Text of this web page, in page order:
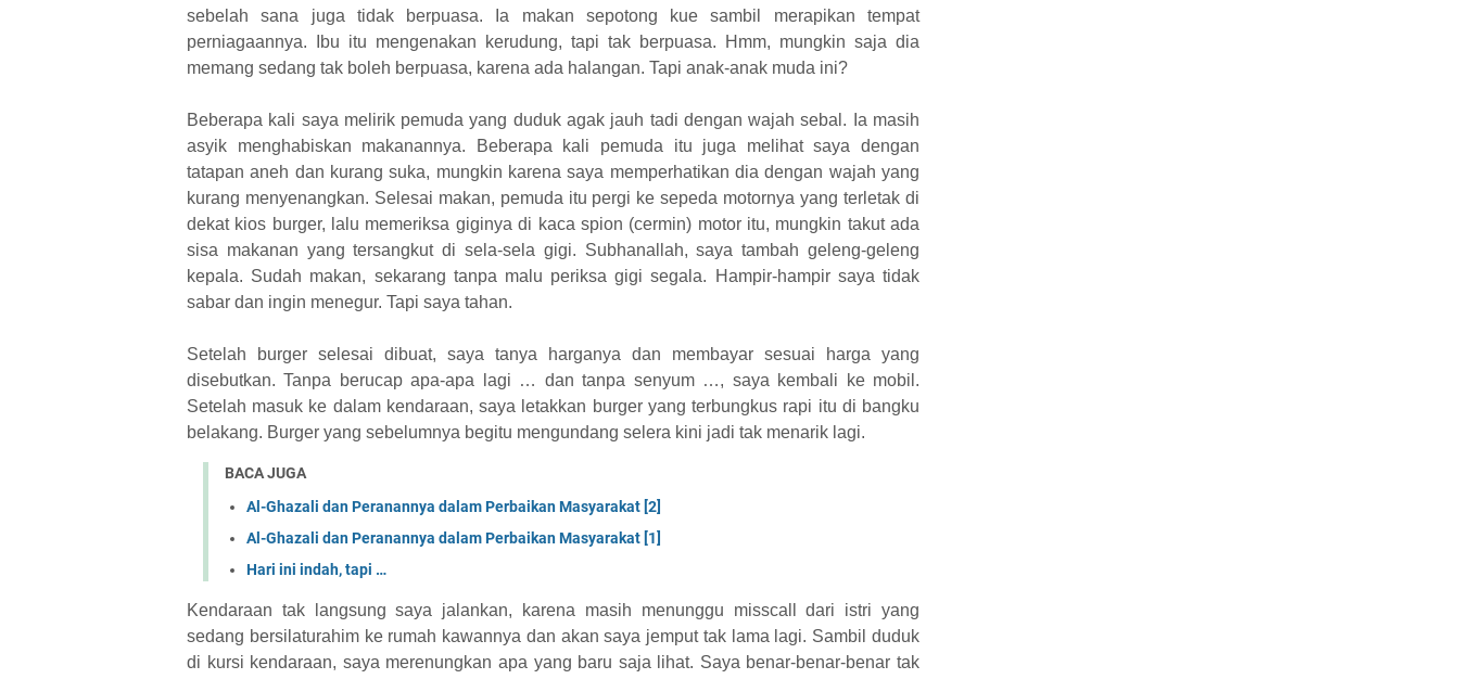
sebelah sana juga tidak berpuasa. Ia makan sepotong kue sambil merapikan tempat
perniagaannya. Ibu itu mengenakan kerudung, tapi tak berpuasa. Hmm, mungkin saja dia
memang sedang tak boleh berpuasa, karena ada halangan. Tapi anak-anak muda ini?
Beberapa kali saya melirik pemuda yang duduk agak jauh tadi dengan wajah sebal. Ia masih
asyik menghabiskan makanannya. Beberapa kali pemuda itu juga melihat saya dengan
tatapan aneh dan kurang suka, mungkin karena saya memperhatikan dia dengan wajah yang
kurang menyenangkan. Selesai makan, pemuda itu pergi ke sepeda motornya yang terletak di
dekat kios burger, lalu memeriksa giginya di kaca spion (cermin) motor itu, mungkin takut ada
sisa makanan yang tersangkut di sela-sela gigi. Subhanallah, saya tambah geleng-geleng
kepala. Sudah makan, sekarang tanpa malu periksa gigi segala. Hampir-hampir saya tidak
sabar dan ingin menegur. Tapi saya tahan.
Setelah burger selesai dibuat, saya tanya harganya dan membayar sesuai harga yang
disebutkan. Tanpa berucap apa-apa lagi … dan tanpa senyum …, saya kembali ke mobil.
Setelah masuk ke dalam kendaraan, saya letakkan burger yang terbungkus rapi itu di bangku
belakang. Burger yang sebelumnya begitu mengundang selera kini jadi tak menarik lagi.
BACA JUGA
Al-Ghazali dan Peranannya dalam Perbaikan Masyarakat [2]
Al-Ghazali dan Peranannya dalam Perbaikan Masyarakat [1]
Hari ini indah, tapi …
Kendaraan tak langsung saya jalankan, karena masih menunggu misscall dari istri yang
sedang bersilaturahim ke rumah kawannya dan akan saya jemput tak lama lagi. Sambil duduk
di kursi kendaraan, saya merenungkan apa yang baru saja lihat. Saya benar-benar-benar tak